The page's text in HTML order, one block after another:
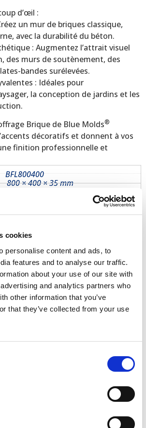
cookies
personalise content and ads, to
features and to analyse our traffic.
about your use of our site with
and analytics partners who
other information that you’ve
that they’ve collected from your use
d’œil :
un mur de briques classique,
avec la durabilité du béton.
: Augmentez l’attrait visuel
des murs de soutènement, des
bandes surélevées.
: Idéales pour
la conception de jardins et les
Brique de Blue Molds®
décoratifs et donnent à vos
finition professionnelle et
BFL800400
800 × 400 × 35 mm
production à grande échelle
connexes
pour blocs de béton
160x80x40
€1.224,00